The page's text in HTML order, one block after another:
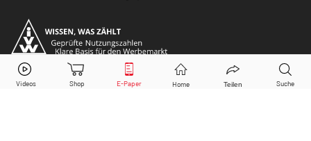
Shell Aktie jetzt handeln?